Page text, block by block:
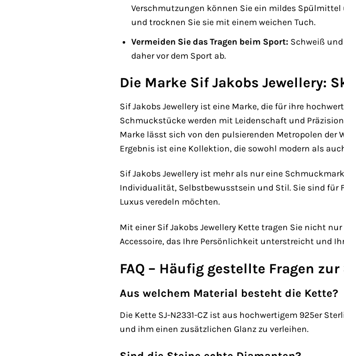
Verschmutzungen können Sie ein mildes Spülmittel
und trocknen Sie sie mit einem weichen Tuch.
Vermeiden Sie das Tragen beim Sport: Schweiß
daher vor dem Sport ab.
Die Marke Sif Jakobs Jewellery:
Sif Jakobs Jewellery ist eine Marke, die für ihre
Schmuckstücke werden mit Leidenschaft und
Marke lässt sich von den pulsierenden Metropolen
Ergebnis ist eine Kollektion, die sowohl modern als
Sif Jakobs Jewellery ist mehr als nur eine
Individualität, Selbstbewusstsein und Stil. Sie sind für
Luxus veredeln möchten.
Mit einer Sif Jakobs Jewellery Kette tragen Sie nicht
Accessoire, das Ihre Persönlichkeit unterstreicht und
FAQ – Häufig gestellte Fragen
Aus welchem Material besteht die Kette?
Die Kette SJ-N2331-CZ ist aus hochwertigem 925er
und ihm einen zusätzlichen Glanz zu verleihen.